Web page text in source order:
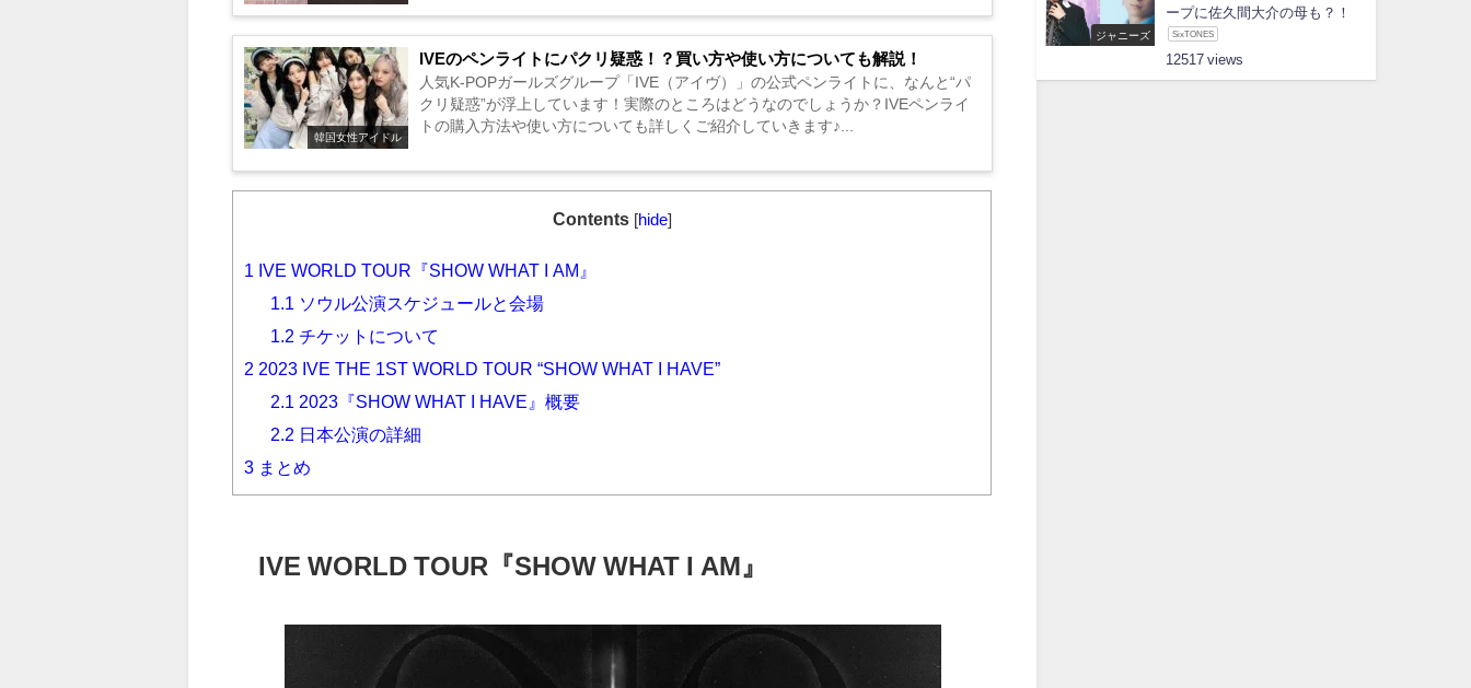
韓国女性アイドル
IVEのペンライトにパクリ疑惑！？買い方や使い方についても解説！
人気K-POPガールズグループ「IVE（アイヴ）」の公式ペンライトに、なんと“パ
クリ疑惑”が浮上しています！実際のところはどうなのでしょうか？IVEペンライ
トの購入方法や使い方についても詳しくご紹介していきます♪...
Contents [hide]
1
IVE WORLD TOUR『SHOW WHAT I AM』
1.1
ソウル公演スケジュールと会場
1.2 チケットについて
2 2023 IVE THE 1ST WORLD TOUR “SHOW WHAT I HAVE”
2.1
2023『SHOW WHAT I HAVE』概要
2.2 日本公演の詳細
3 まとめ
IVE WORLD TOUR 『SHOW WHAT I AM 』
ジャニーズ
ープに佐久間大介の母も？！
SixTONES
12517